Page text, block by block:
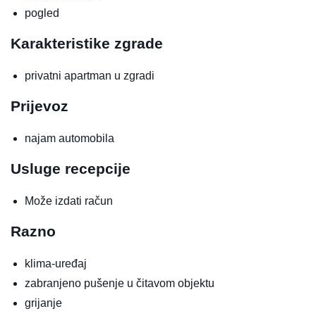
pogled
Karakteristike zgrade
privatni apartman u zgradi
Prijevoz
najam automobila
Usluge recepcije
Može izdati račun
Razno
klima-uređaj
zabranjeno pušenje u čitavom objektu
grijanje